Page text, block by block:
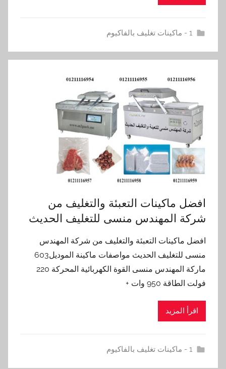
1 - ماكينات تغليف بالفاكيوم
افضل ماكينات التعبئة والتغليف من
شركة المهندس منسى للتغليف الحديث
افضل ماكينات التعبئة والتغليف من شركة المهندس
منسى للتغليف الحديث مواصفات ماكينة الموديل603
ماركة المهندس منسى القوة الكهربائية المحركة 220
فولت الطاقة 950 وات +
اقرأ المزيد
1 - ماكينات تغليف بالفاكيوم